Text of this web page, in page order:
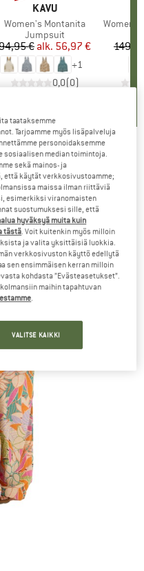
MERKKI
KAVU
Tuote
Women's Montanita
Tuoteryhmä
Jumpsuit
Hinta
€ Alennettu hinta
alk. 56,97 €
+1
0,0(0)
Tuote
Women's
Jumpsuit -
taataksemme
Tarjoamme myös lisäpalveluja
personoidaksemme
sosiaalisen median toimintoja.
sekä mainos- ja
että käytät verkkosivustoamme;
maissa ilman riittäviä
esimerkiksi viranomaisten
suostumuksesi sille, että
hyväksyä muita kuin
tästä. Voit kuitenkin myös milloin
ja valita yksittäisiä luokkia.
verkkosivuston käyttö edellytä
sen ensimmäisen kerran milloin
kohdasta ”Evästeasetukset”.
maihin tapahtuvan
.
VALITSE KAIKKI